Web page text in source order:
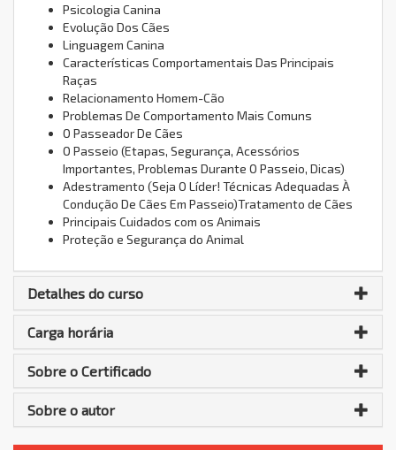
Psicologia Canina
Evolução Dos Cães
Linguagem Canina
Características Comportamentais Das Principais
Raças
Relacionamento Homem-Cão
Problemas De Comportamento Mais Comuns
O Passeador De Cães
O Passeio (Etapas, Segurança, Acessórios
Importantes, Problemas Durante O Passeio, Dicas)
Adestramento (Seja O Líder! Técnicas Adequadas À
Condução De Cães Em Passeio)Tratamento de Cães
Principais Cuidados com os Animais
Proteção e Segurança do Animal
Detalhes do curso
Carga horária
Sobre o Certificado
Sobre o autor